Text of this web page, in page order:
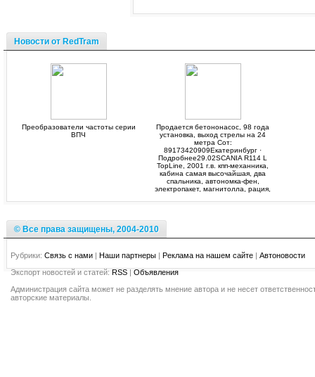
Новости от RedTram
Преобразователи частоты серии
ВПЧ
Продается бетононасос, 98 года
установка, выход стрелы на 24
метра Сот:
89173420909Екатеринбург ·
Подробнее29.02SCANIA R114 L
TopLine, 2001 г.в. кпп-механника,
кабина самая высочайшая, два
спальника, автономка-фен,
электропакет, магнитолла, рация,
© Все права защищены, 2004-2010
Рубрики: Связь с нами | Наши партнеры | Реклама на нашем сайте | Автоновости
Экспорт новостей и статей: RSS | Объявления
Администрация сайта может не разделять мнение автора и не несет
авторские материалы.